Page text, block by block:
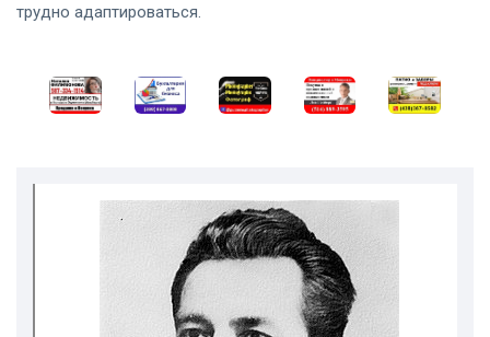
трудно адаптироваться.